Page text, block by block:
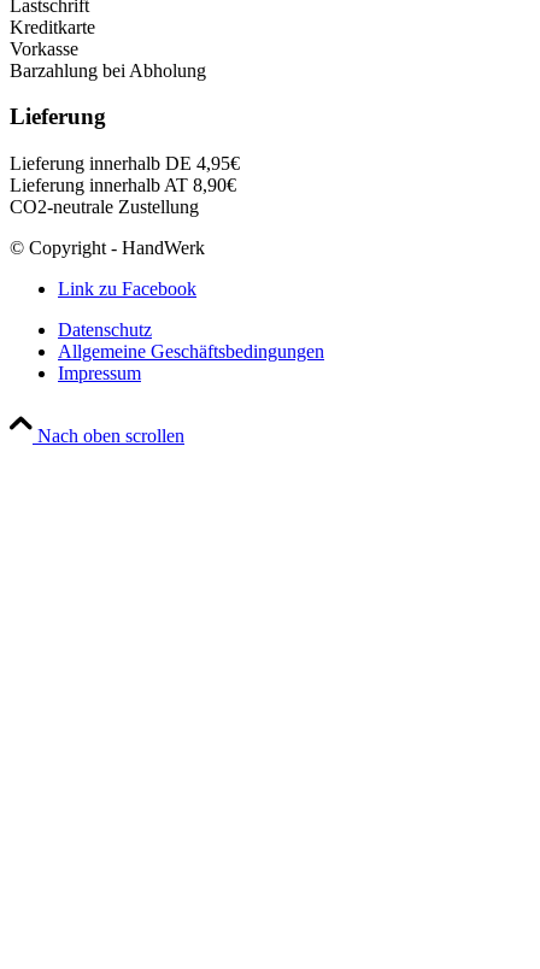
Lastschrift
Kreditkarte
Vorkasse
Barzahlung bei Abholung
Lieferung
Lieferung innerhalb DE 4,95€
Lieferung innerhalb AT 8,90€
CO2-neutrale Zustellung
© Copyright - HandWerk
Link zu Facebook
Datenschutz
Allgemeine Geschäftsbedingungen
Impressum
Nach oben scrollen